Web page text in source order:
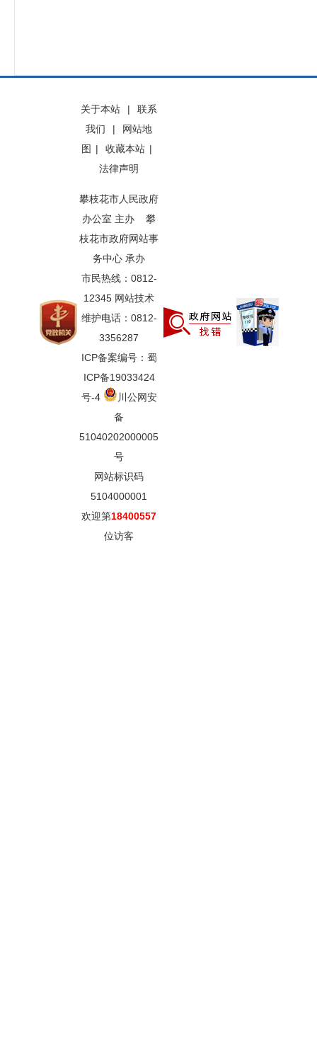
关于本站 |
联系
我们
|
网站地
图 | 收藏本站 |
法律声明
攀枝花市人民政府
办公室 主办 攀
枝花市政府网站事
务中心 承办
市民热线：0812-
12345 网站技术
维护电话：0812-
3356287
ICP备案编号：蜀
ICP备19033424
号-4
川公网安
备
51040202000005
号
网站标识码
5104000001
欢迎第18400557
位访客